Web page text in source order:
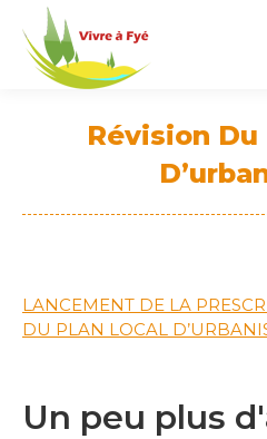
Révision Du
LANCEMENT DE LA
DU PLAN LOCAL
Un peu plus